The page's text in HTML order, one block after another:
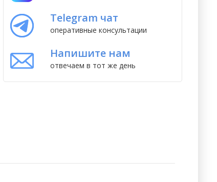
Telegram чат
оперативные консультации
Напишите нам
отвечаем в тот же день